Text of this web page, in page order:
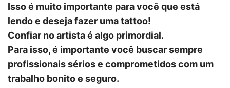
Isso é muito importante para você que está
lendo e deseja fazer uma tattoo!
Confiar no artista é algo primordial.
Para isso, é importante você buscar sempre
profissionais sérios e comprometidos com um
trabalho bonito e seguro.